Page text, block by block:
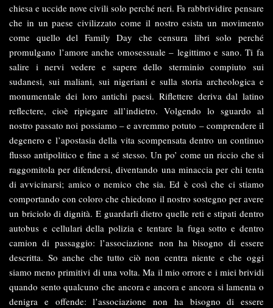
chiesa e uccide nove civili solo perché neri. Fa rabbrividire pensare
che in un paese civilizzato come il nostro esista un movimento
come quello del Family Day che censura libri solo perché
promulgano l’amore anche omosessuale – legittimo e sano. Ti fa
salire i nervi vedere e sapere dello sterminio compiuto sui
sudanesi, sui maliani, sui nigeriani e sulla storia archeologica e
monumentale dei loro antichi paesi. Riflettere deriva dal latino
reflectere, cioè ripiegare all’indietro. Volgendo lo sguardo al
nostro passato noi possiamo – e avremmo potuto – comprendere il
degenero e l’apostasia della vita scompensata dentro un continuo
flusso antipolitico e fine a sé stesso. Un po’ come un riccio che si
raggomitola per difendersi, diventando una minaccia per chi tenta
di avvicinarsi; amico o nemico che sia. Ed è così che ci stiamo
comportando con coloro che chiedono il nostro sostegno per avere
un briciolo di dignità. E guardarli dietro quelle reti e stipati dentro
autobus e cellulari della polizia e tentare la fuga sotto e dentro
camion di passaggio: l’associazione non ha bisogno di essere
descritta. So anche che tutto ciò non centra niente e che oggi
siamo meno primitivi di una volta. Ma il mio orrore e i miei brividi
quando sento qualcuno che ancora e ancora e ancora si lamenta o
denigra e offende: l’associazione non ha bisogno di essere